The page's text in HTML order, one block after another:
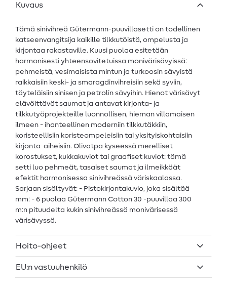
Kuvaus
Tämä sinivihreä Gütermann-puuvillasetti on todellinen
katseenvangitsija kaikille tilkkutöistä, ompelusta ja
kirjontaa rakastaville. Kuusi puolaa esitetään
harmonisesti yhteensovitetuissa monivärisävyissä:
pehmeistä, vesimaisista mintun ja turkoosin sävyistä
raikkaisiin keski- ja smaragdinvihreisiin sekä syviin,
täyteläisiin sinisen ja petrolin sävyihin. Hienot värisävyt
elävöittävät saumat ja antavat kirjonta- ja
tilkkutyöprojekteille luonnollisen, hieman villamaisen
ilmeen - ihanteellinen moderniin tilkkutäkkiin,
koristeellisiin koristeompeleisiin tai yksityiskohtaisiin
kirjonta-aiheisiin. Olivatpa kyseessä merelliset
korostukset, kukkakuviot tai graafiset kuviot: tämä
setti luo pehmeät, tasaiset saumat ja ilmeikkäät
efektit harmonisessa sinivihreässä väriskaalassa.
Sarjaan sisältyvät: - Pistokirjontakuvio, joka sisältää
mm: - 6 puolaa Gütermann Cotton 30 -puuvillaa 300
m:n pituudelta kukin sinivihreässä monivärisessä
värisävyssä.
Hoito-ohjeet
EU:n vastuuhenkilö